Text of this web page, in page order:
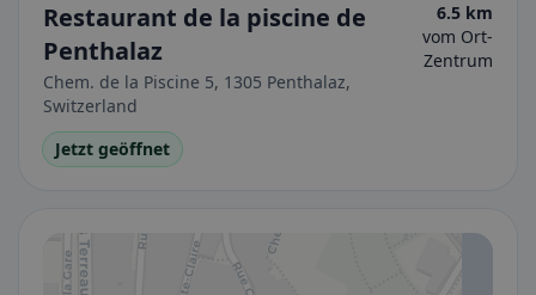
Restaurant de la piscine de
Penthalaz
Chem. de la Piscine 5, 1305 Penthalaz,
Switzerland
6.5 km
vom Ort-
Zentrum
Jetzt geöffnet